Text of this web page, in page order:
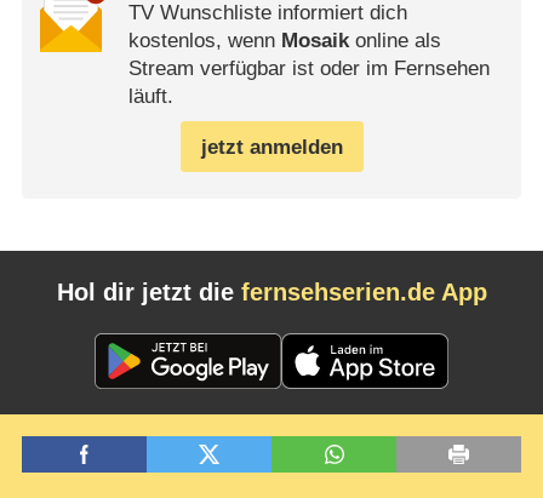
TV Wunschliste informiert dich
kostenlos, wenn Mosaikonline als
Stream verfügbar ist oder im Fernsehen
läuft.
jetzt anmelden
Hol dir jetzt die fernsehserien.de App